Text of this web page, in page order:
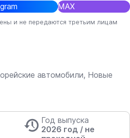
MAX
и не передаются третьим лицам
автомобили, Новые
Год выпуска
2026 год / не